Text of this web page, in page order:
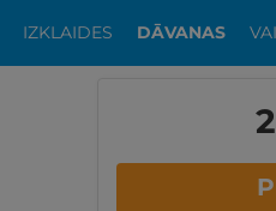
IZKLAIDES DĀVANAS